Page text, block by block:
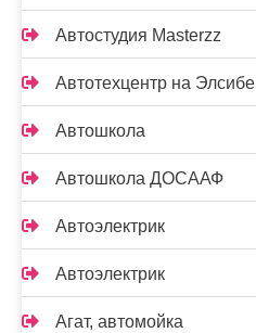
Автостудия Masterzz
Автотехцентр на Элсибе
Автошкола
Автошкола ДОСААФ
Автоэлектрик
Автоэлектрик
Агат, автомойка